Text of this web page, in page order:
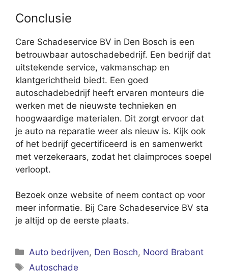
Conclusie
Care Schadeservice BV in Den Bosch is een
betrouwbaar autoschadebedrijf. Een bedrijf dat
uitstekende service, vakmanschap en
klantgerichtheid biedt. Een goed
autoschadebedrijf heeft ervaren monteurs die
werken met de nieuwste technieken en
hoogwaardige materialen. Dit zorgt ervoor dat
je auto na reparatie weer als nieuw is. Kijk ook
of het bedrijf gecertificeerd is en samenwerkt
met verzekeraars, zodat het claimproces soepel
verloopt.
Bezoek onze website of neem contact op voor
meer informatie. Bij Care Schadeservice BV sta
je altijd op de eerste plaats.
Categorieën
Auto bedrijven, Den Bosch, Noord Brabant
Tags
Autoschade